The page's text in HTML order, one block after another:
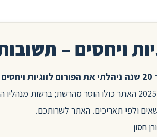
ויחסים – תשובות.
בשנת 2025 האתר כולו הוסר מהרשת; ברשות
ולפי תאריכים. האתר לשרותכם.
חסון